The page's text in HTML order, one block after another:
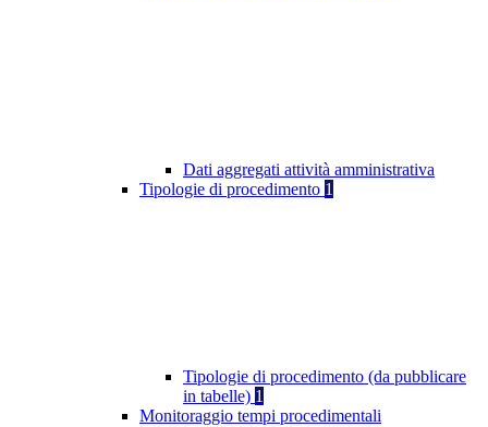
Dati aggregati attività amministrativa
Tipologie di procedimento 1
Tipologie di procedimento (da pubblicare
in tabelle) 1
Monitoraggio tempi procedimentali